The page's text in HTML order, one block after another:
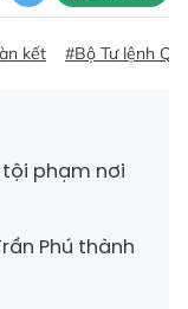
kết #Bộ Tư lệnh
phạm nơi
Phú thành